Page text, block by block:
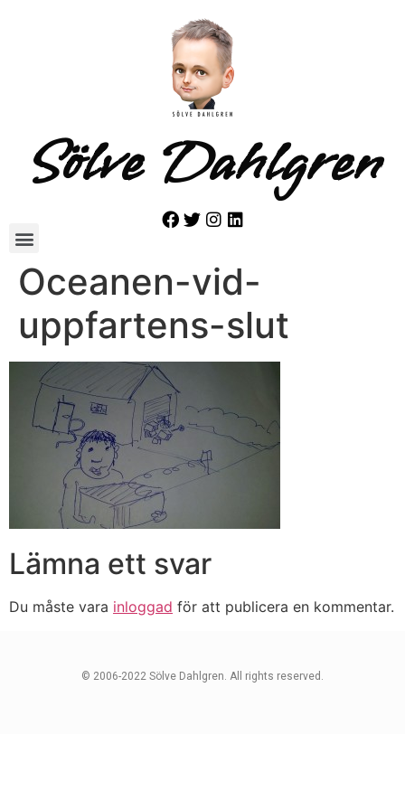
Sölve Dahlgren
Oceanen-vid-
uppfartens-slut
Lämna ett svar
Du måste vara inloggad för att publicera en kommentar.
© 2006-2022 Sölve Dahlgren. All rights reserved.